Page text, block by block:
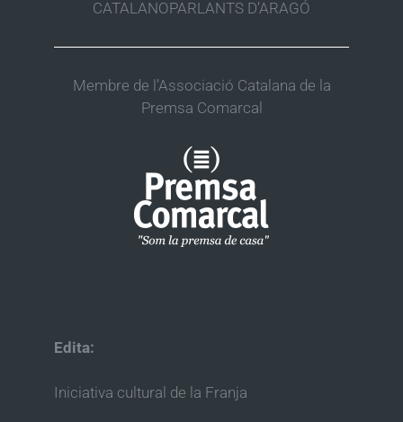
CATALANOPARLANTS D’ARAGÓ
Membre de l’Associació Catalana de la
Premsa Comarcal
Edita:
Iniciativa cultural de la Franja